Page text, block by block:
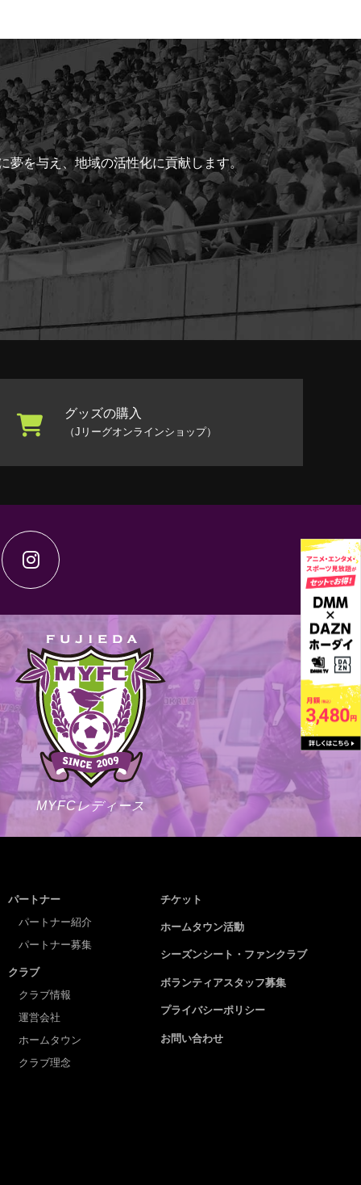
夢を与え、地域の活性化に貢献します。
グッズの購入
（Jリーグオンラインショップ）
MYFCレディース
パートナー
パートナー紹介
パートナー募集
クラブ
クラブ情報
運営会社
ホームタウン
クラブ理念
チケット
ホームタウン活動
シーズンシート・ファンクラブ
ボランティアスタッフ募集
プライバシーポリシー
お問い合わせ